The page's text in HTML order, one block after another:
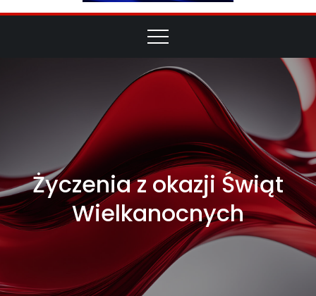
Życzenia z okazji Świąt
Wielkanocnych